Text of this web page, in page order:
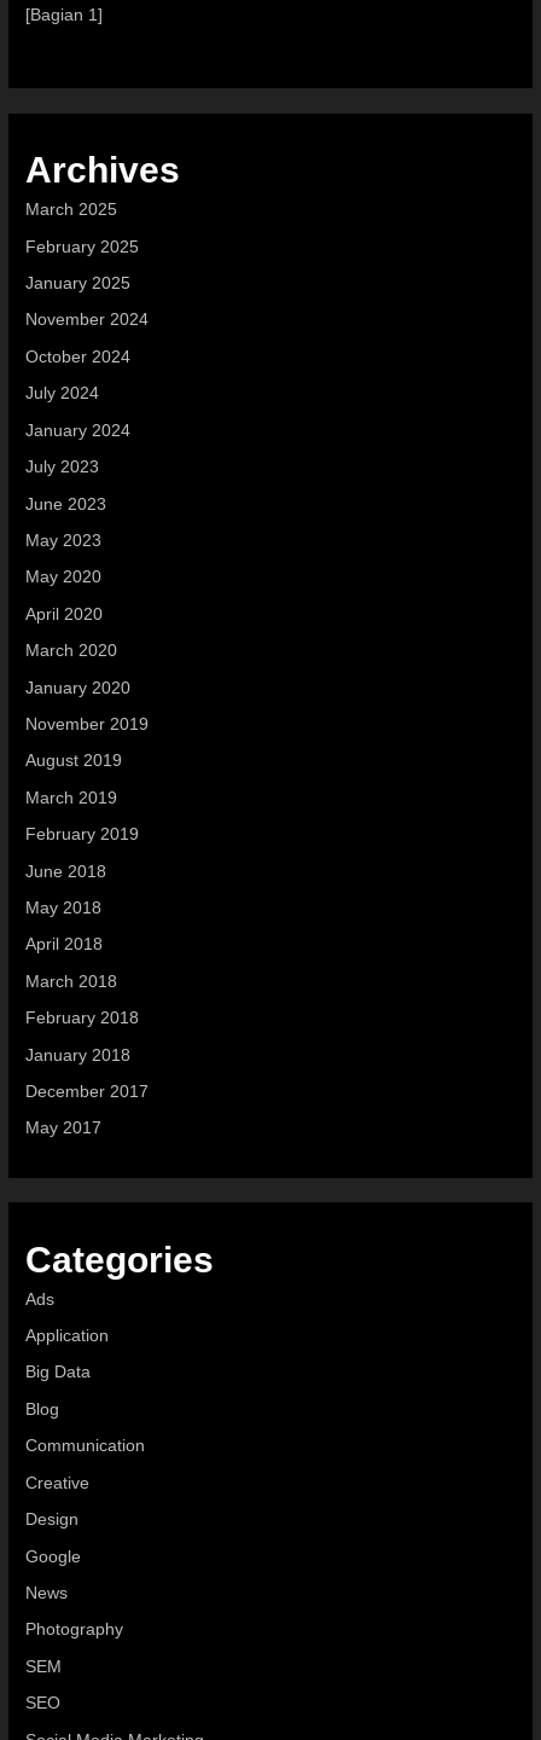
[Bagian 1]
Archives
March 2025
February 2025
January 2025
November 2024
October 2024
July 2024
January 2024
July 2023
June 2023
May 2023
May 2020
April 2020
March 2020
January 2020
November 2019
August 2019
March 2019
February 2019
June 2018
May 2018
April 2018
March 2018
February 2018
January 2018
December 2017
May 2017
Categories
Ads
Application
Big Data
Blog
Communication
Creative
Design
Google
News
Photography
SEM
SEO